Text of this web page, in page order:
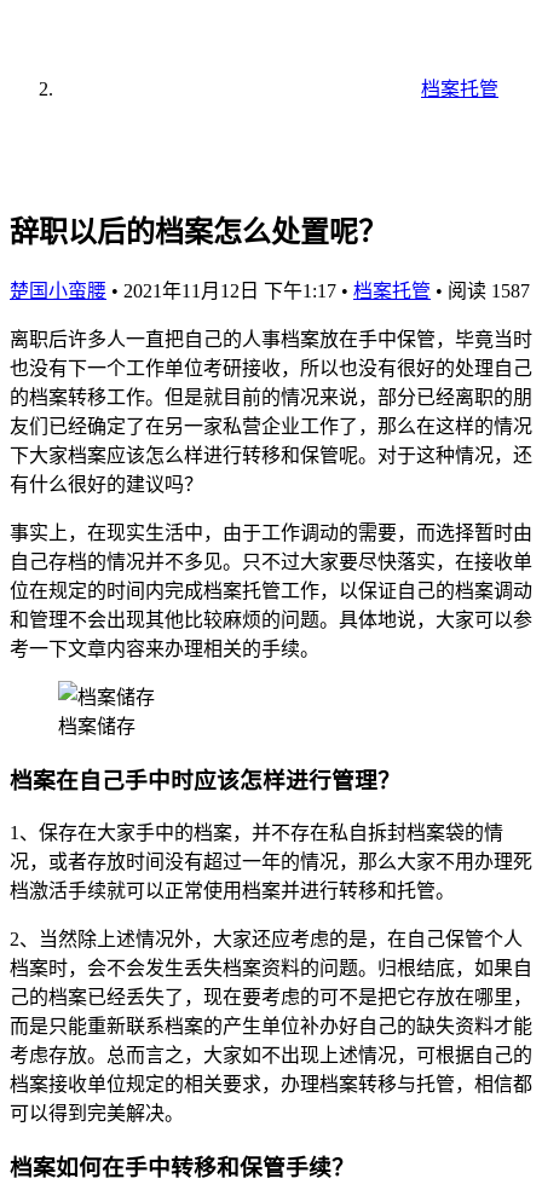
档案托管
辞职以后的档案怎么处置呢？
楚国小蛮腰 • 2021年11月12日 下午1:17 • 档案托管 • 阅读 1587
离职后许多人一直把自己的人事档案放在手中保管，毕竟当时
也没有下一个工作单位考研接收，所以也没有很好的处理自己
的档案转移工作。但是就目前的情况来说，部分已经离职的朋
友们已经确定了在另一家私营企业工作了，那么在这样的情况
下大家档案应该怎么样进行转移和保管呢。对于这种情况，还
有什么很好的建议吗？
事实上，在现实生活中，由于工作调动的需要，而选择暂时由
自己存档的情况并不多见。只不过大家要尽快落实，在接收单
位在规定的时间内完成档案托管工作，以保证自己的档案调动
和管理不会出现其他比较麻烦的问题。具体地说，大家可以参
考一下文章内容来办理相关的手续。
档案储存
档案在自己手中时应该怎样进行管理？
1、保存在大家手中的档案，并不存在私自拆封档案袋的情
况，或者存放时间没有超过一年的情况，那么大家不用办理死
档激活手续就可以正常使用档案并进行转移和托管。
2、当然除上述情况外，大家还应考虑的是，在自己保管个人
档案时，会不会发生丢失档案资料的问题。归根结底，如果自
己的档案已经丢失了，现在要考虑的可不是把它存放在哪里，
而是只能重新联系档案的产生单位补办好自己的缺失资料才能
考虑存放。总而言之，大家如不出现上述情况，可根据自己的
档案接收单位规定的相关要求，办理档案转移与托管，相信都
可以得到完美解决。
档案如何在手中转移和保管手续？